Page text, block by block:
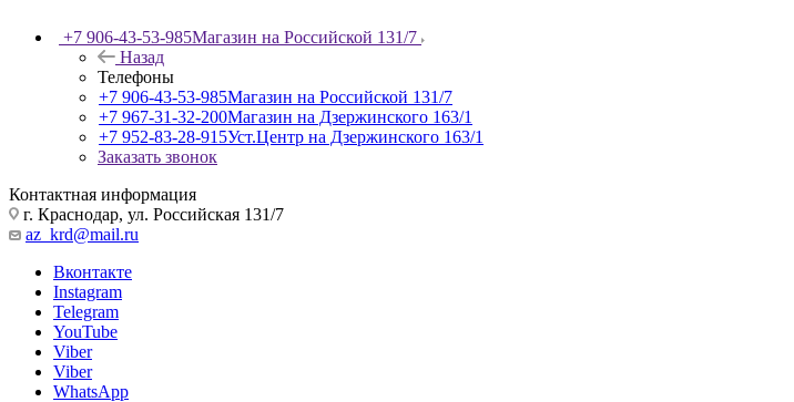
+7 906-43-53-985Магазин на Российской 131/7
Назад
Телефоны
+7 906-43-53-985Магазин на Российской 131/7
+7 967-31-32-200Магазин на Дзержинского 163/1
+7 952-83-28-915Уст.Центр на Дзержинского 163/1
Заказать звонок
Контактная информация
г. Краснодар, ул. Российская 131/7
az_krd@mail.ru
Вконтакте
Instagram
Telegram
YouTube
Viber
Viber
WhatsApp